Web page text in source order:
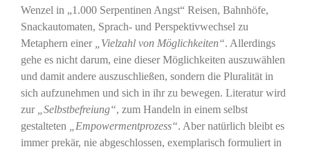
Wenzel in „1.000 Serpentinen Angst“ Reisen, Bahnhöfe,
Snackautomaten, Sprach- und Perspektivwechsel zu
Metaphern einer
„Vielzahl von Möglichkeiten“. Allerdings
gehe es nicht darum, eine dieser Möglichkeiten auszuwählen
und damit andere auszuschließen, sondern die Pluralität in
sich aufzunehmen und sich in ihr zu bewegen. Literatur wird
zur
„Selbstbefreiung“, zum Handeln in einem selbst
gestalteten
„Empowermentprozess“. Aber natürlich bleibt es
immer prekär, nie abgeschlossen, exemplarisch formuliert in